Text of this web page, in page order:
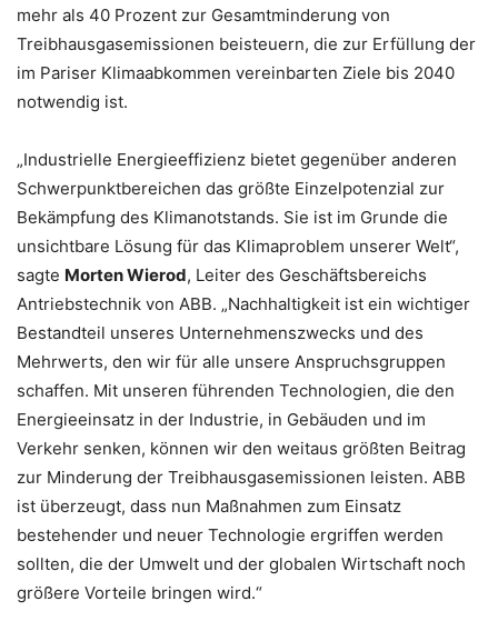
mehr als 40 Prozent zur Gesamtminderung von
Treibhausgasemissionen beisteuern, die zur Erfüllung der
im Pariser Klimaabkommen vereinbarten Ziele bis 2040
notwendig ist.
„Industrielle Energieeffizienz bietet gegenüber anderen
Schwerpunktbereichen das größte Einzelpotenzial zur
Bekämpfung des Klimanotstands. Sie ist im Grunde die
unsichtbare Lösung für das Klimaproblem unserer Welt“,
sagte Morten Wierod, Leiter des Geschäftsbereichs
Antriebstechnik von ABB. „Nachhaltigkeit ist ein wichtiger
Bestandteil unseres Unternehmenszwecks und des
Mehrwerts, den wir für alle unsere Anspruchsgruppen
schaffen. Mit unseren führenden Technologien, die den
Energieeinsatz in der Industrie, in Gebäuden und im
Verkehr senken, können wir den weitaus größten Beitrag
zur Minderung der Treibhausgasemissionen leisten. ABB
ist überzeugt, dass nun Maßnahmen zum Einsatz
bestehender und neuer Technologie ergriffen werden
sollten, die der Umwelt und der globalen Wirtschaft noch
größere Vorteile bringen wird.“